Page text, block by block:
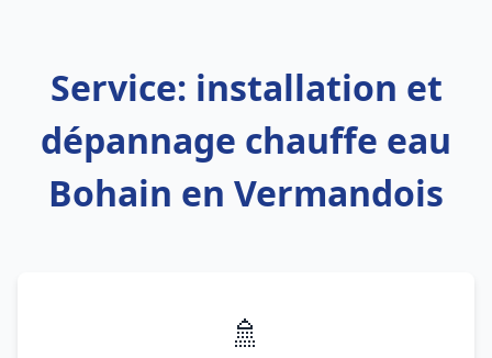
Service: installation et
dépannage chauffe eau
Bohain en Vermandois
🚿